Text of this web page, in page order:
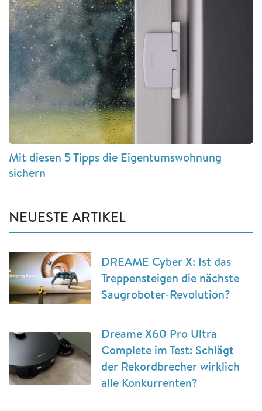
Mit diesen 5 Tipps die Eigentumswohnung
sichern
NEUESTE ARTIKEL
DREAME Cyber X: Ist das
Treppensteigen die nächste
Saugroboter-Revolution?
Dreame X60 Pro Ultra
Complete im Test: Schlägt
der Rekordbrecher wirklich
alle Konkurrenten?